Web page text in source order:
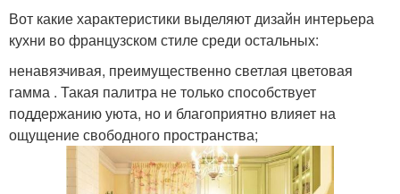
Вот какие характеристики выделяют дизайн интерьера
кухни во французском стиле среди остальных:
ненавязчивая, преимущественно светлая цветовая
гамма . Такая палитра не только способствует
поддержанию уюта, но и благоприятно влияет на
ощущение свободного пространства;